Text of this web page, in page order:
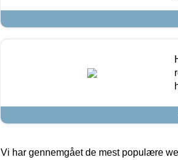
Vi har gennemgået de mest populære